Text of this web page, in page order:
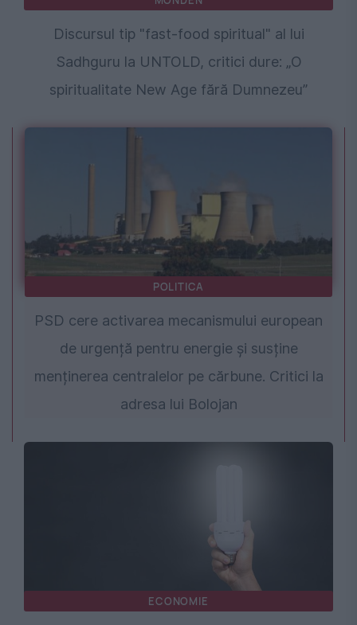
Discursul tip "fast-food spiritual" al lui
Sadhguru la UNTOLD, critici dure: „O
spiritualitate New Age fără Dumnezeu”
POLITICA
PSD cere activarea mecanismului european
de urgență pentru energie și susține
menținerea centralelor pe cărbune. Critici la
adresa lui Bolojan
ECONOMIE